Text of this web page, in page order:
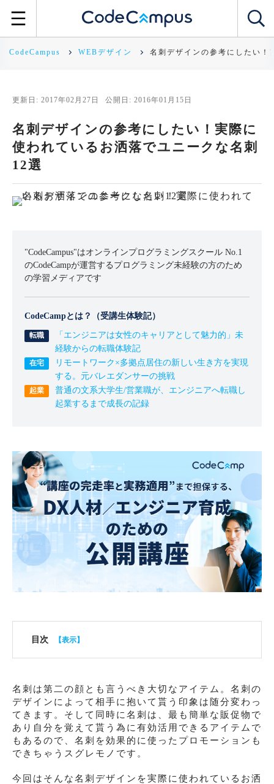
CodeCampus WEBデザイン 名刺デザインの参考にしたい！
更新日: 2017年02月27日 公開日: 2016年01月15日
名刺デザインの参考にしたい！実際に
使われているお洒落でユニークな名刺
12選
"CodeCampus"はオンラインプログラミングスクール No.1
のCodeCampが運営するプログラミング未経験の方のため
の学習メディアです
CodeCampとは？（受講生体験記）
「エンジニアは女性のキャリアとして魅力的」未
経験からの転職体験記
リモートワーク×多拠点居住の新しい生き方を実現
する。元バレエダンサーの挑戦
普通の文系大学生/営業職が、エンジニアへ転職し
起業するまで成長の記録
目次
名刺は第二の顔とも言うべき大切なアイテム。名刺の
デザインによって相手に抱いて貰う印象は随分変わっ
てきます。そして同時に名刺は、最も簡単な販促物で
あり自分を覚えて貰う為に有効活用できるアイテムで
もあるので、名刺を効果的に使ったプロモーションも
できちゃうスグレモノです。
今回はそんな名刺デザインを実際に使われているお洒